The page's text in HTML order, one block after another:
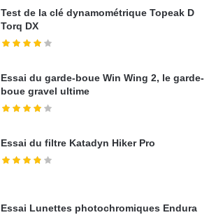
Test de la clé dynamométrique Topeak D
Torq DX
Essai du garde-boue Win Wing 2, le garde-
boue gravel ultime
Essai du filtre Katadyn Hiker Pro
Essai Lunettes photochromiques Endura